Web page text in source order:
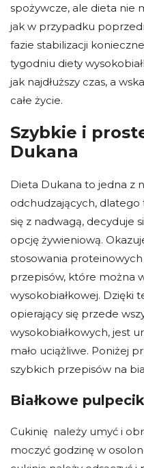
spożywcze, ale dieta nie
jak w przypadku
fazie stabilizacji
tygodniu diety
jak najdłuższy czas, a
całe życie.
Szybkie i
Dukana
Dieta Dukana to jedna z
odchudzających,
się z nadwagą, decyduje
opcję żywieniową.
stosowania
przepisów, które można
wysokobiałkowej. Dzięki
opierający się przede
wysokobiałkowych, jest
mało uciążliwe. Poniżej
szybkich przepisów na
Białkowe
Cukinię należy umyć i
moczyć godzinę w